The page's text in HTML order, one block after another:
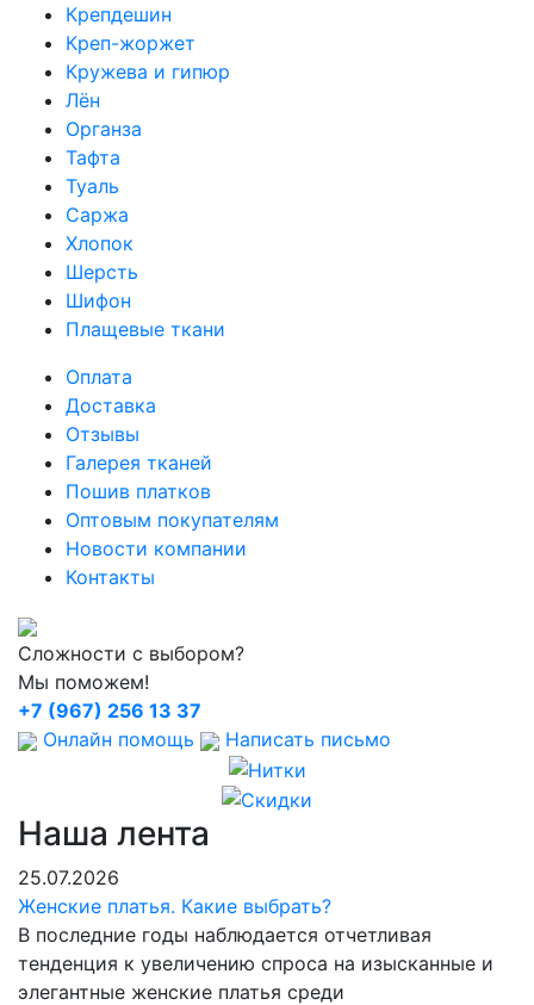
Крепдешин
Креп-жоржет
Кружева и гипюр
Лён
Органза
Тафта
Туаль
Саржа
Хлопок
Шерсть
Шифон
Плащевые ткани
Оплата
Доставка
Отзывы
Галерея тканей
Пошив платков
Оптовым покупателям
Новости компании
Контакты
Сложности с выбором?
Мы поможем!
+7 (967) 256 13 37
Онлайн помощь
Написать письмо
Наша лента
25.07.2026
Женские платья. Какие выбрать?
В последние годы наблюдается отчетливая
тенденция к увеличению спроса на изысканные и
элегантные женские платья среди